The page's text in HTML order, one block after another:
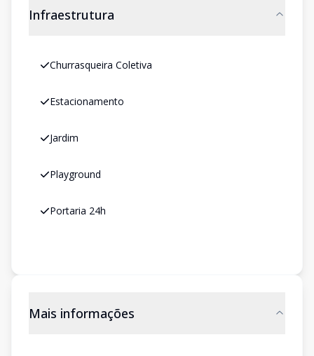
Infraestrutura
Churrasqueira Coletiva
Estacionamento
Jardim
Playground
Portaria 24h
Mais informações